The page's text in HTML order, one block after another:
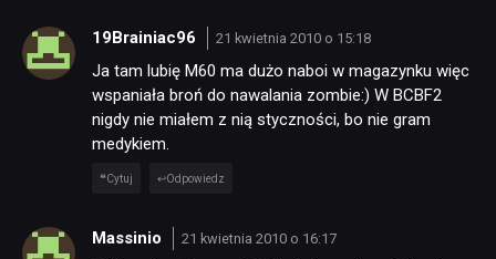
19Brainiac96 21 kwietnia 2010 o 15:18
Ja tam lubię M60 ma dużo naboi w magazynku więc
wspaniała broń do nawalania zombie:) W BCBF2
nigdy nie miałem z nią styczności, bo nie gram
medykiem.
Cytuj Odpowiedz
Massinio 21 kwietnia 2010 o 16:17